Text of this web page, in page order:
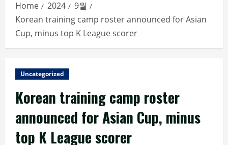
Home 2024
9월
Korean training camp roster announced for Asian
Cup, minus top K League scorer
Uncategorized
Korean training camp roster
announced for Asian Cup, minus
top K League scorer